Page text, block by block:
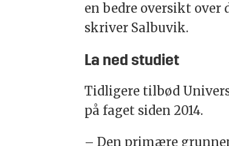
en bedre oversikt
skriver Salbuvik.
La ned studiet
Tidligere tilbød
på faget siden 2014.
– Den primære